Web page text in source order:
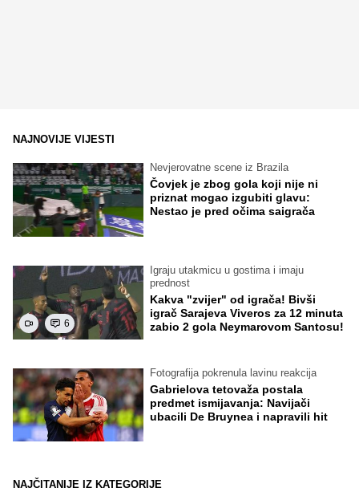
NAJNOVIJE VIJESTI
Nevjerovatne scene iz Brazila
Čovjek je zbog gola koji nije ni
priznat mogao izgubiti glavu:
Nestao je pred očima saigrača
6
Igraju utakmicu u gostima i imaju
prednost
Kakva "zvijer" od igrača! Bivši
igrač Sarajeva Viveros za 12 minuta
zabio 2 gola Neymarovom Santosu!
Fotografija pokrenula lavinu reakcija
Gabrielova tetovaža postala
predmet ismijavanja: Navijači
ubacili De Bruynea i napravili hit
NAJČITANIJE IZ KATEGORIJE